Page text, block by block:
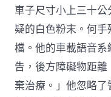
車子尺寸小上三十
疑的白色粉末。何
檔。他的車載語音
告，後方障礙物距
棄治療。」他忽略